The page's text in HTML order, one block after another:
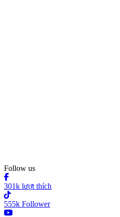
Follow us
301k lượt thích
555k Follower